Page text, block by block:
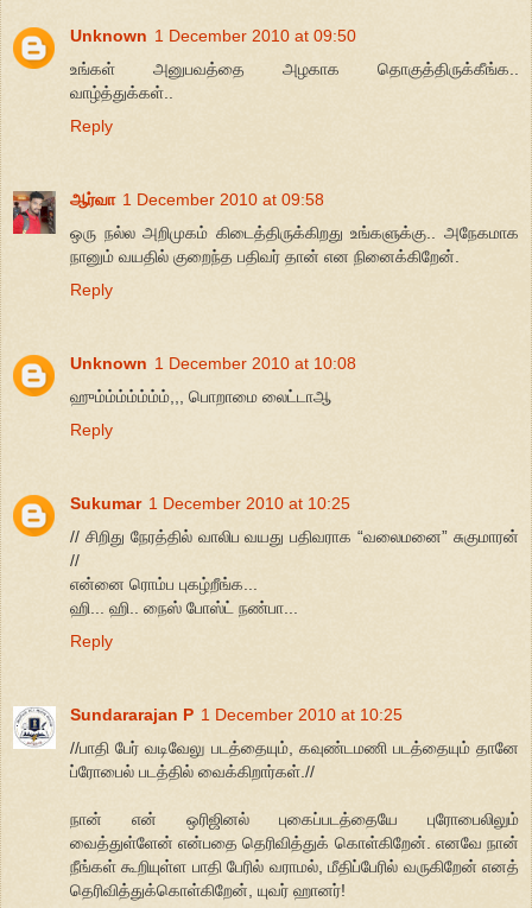
Unknown 1 December 2010 at 09:50
உங்கள் அனுபவத்தை அழகாக தொகுத்திருக்கீங்க..
வாழ்த்துக்கள்..
Reply
ஆர்வா 1 December 2010 at 09:58
ஒரு நல்ல அறிமுகம் கிடைத்திருக்கிறது உங்களுக்கு.. அநேகமாக
நானும் வயதில் குறைந்த பதிவர் தான் என நினைக்கிறேன்.
Reply
Unknown 1 December 2010 at 10:08
ஹும்ம்ம்ம்ம்ம்ம்,,, பொறாமை லைட்டாஆ
Reply
Sukumar 1 December 2010 at 10:25
// சிறிது நேரத்தில் வாலிப வயது பதிவராக “வலைமனை” சுகுமாரன்
//
என்னை ரொம்ப புகழ்றீங்க...
ஹி... ஹி.. நைஸ் போஸ்ட் நண்பா...
Reply
Sundararajan P 1 December 2010 at 10:25
//பாதி பேர் வடிவேலு படத்தையும், கவுண்டமணி படத்தையும் தானே
ப்ரோபைல் படத்தில் வைக்கிறார்கள்.//
நான் என் ஒரிஜினல் புகைப்படத்தையே புரோபைலிலும்
வைத்துள்ளேன் என்பதை தெரிவித்துக் கொள்கிறேன். எனவே நான்
நீங்கள் கூறியுள்ள பாதி பேரில் வராமல், மீதிப்பேரில் வருகிறேன் எனத்
தெரிவித்துக்கொள்கிறேன், யுவர் ஹானர்!